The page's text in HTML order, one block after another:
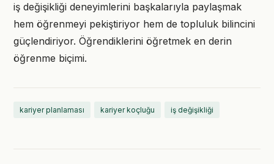
iş değişikliği deneyimlerini başkalarıyla paylaşmak
hem öğrenmeyi pekiştiriyor hem de topluluk bilincini
güçlendiriyor. Öğrendiklerini öğretmek en derin
öğrenme biçimi.
kariyer planlaması kariyer koçluğu iş değişikliği